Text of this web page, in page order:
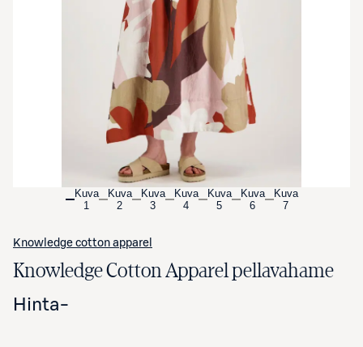
Avaa tuotekuva suurennettuna
Kuva
1
Kuva
2
Kuva
3
Kuva
4
Kuva
5
Kuva
6
Kuva
7
Knowledge cotton apparel
Knowledge Cotton Apparel pellavahame
Hinta-